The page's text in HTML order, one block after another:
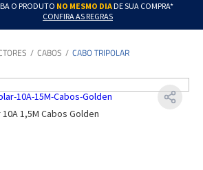
O PRODUTO NO MESMO DIADE SUA COMPRA*
CONFIRA AS REGRAS
CABOS CABO TRIPOLAR
1,5M Cabos Golden